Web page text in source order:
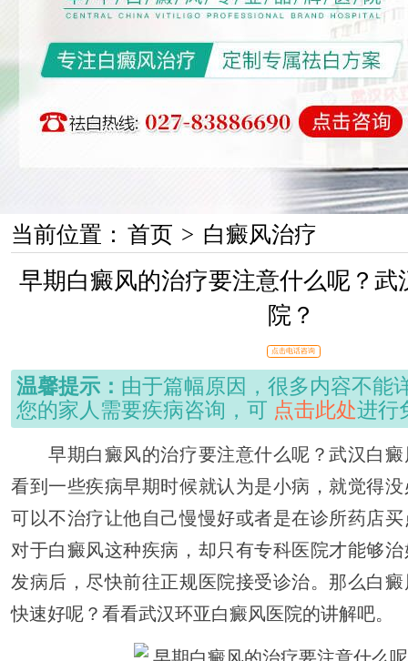
当前位置： 首页 > 白癜风治疗
早期白癜风的治疗要注意什么呢？武
院？
点击电话咨询
温馨提示： 由于篇幅原因，很多内容不能
您的家人需要疾病咨询，可 点击此处进行
早期白癜风的治疗要注意什么呢？武汉白癜
看到一些疾病早期时候就认为是小病，就觉得
可以不治疗让他自己慢慢好或者是在诊所药店
对于白癜风这种疾病，却只有专科医院才能够
发病后，尽快前往正规医院接受诊治。那么白
快速好呢？看看武汉环亚白癜风医院的讲解吧。